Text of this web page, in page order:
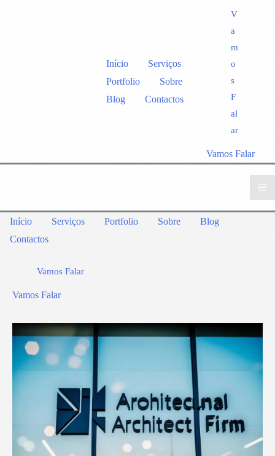
Início
Serviços
Portfolio
Sobre
Blog
Contactos
V
a
m
o
s
F
al
ar
Vamos Falar
Início Serviços Portfolio Sobre
Blog
Contactos
Vamos Falar
Vamos Falar